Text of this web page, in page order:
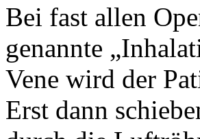
Bei fast allen
genannte
Vene wird der
Erst dann